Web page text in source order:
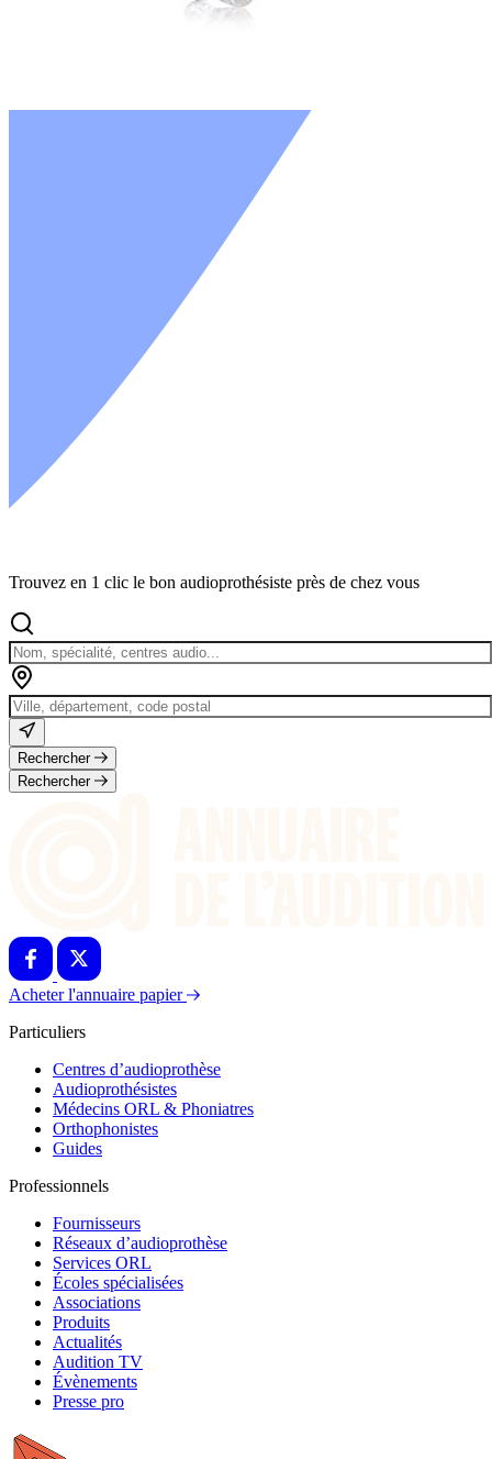
Trouvez en 1 clic le bon audioprothésiste près de chez vous
Rechercher
Rechercher
Acheter l'annuaire papier
Particuliers
Centres d’audioprothèse
Audioprothésistes
Médecins ORL & Phoniatres
Orthophonistes
Guides
Professionnels
Fournisseurs
Réseaux d’audioprothèse
Services ORL
Écoles spécialisées
Associations
Produits
Actualités
Audition TV
Évènements
Presse pro